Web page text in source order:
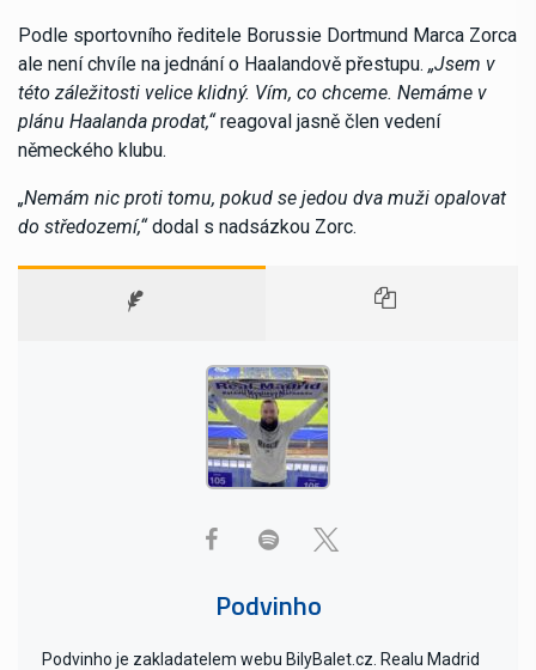
Podle sportovního ředitele Borussie Dortmund Marca Zorca
ale není chvíle na jednání o Haalandově přestupu. „Jsem v
této záležitosti velice klidný. Vím, co chceme. Nemáme v
plánu Haalanda prodat,“reagoval jasně člen vedení
německého klubu.
„Nemám nic proti tomu, pokud se jedou dva muži opalovat
do středozemí,“dodal s nadsázkou Zorc.
Podvinho
Podvinho je zakladatelem webu BilyBalet.cz. Realu Madrid